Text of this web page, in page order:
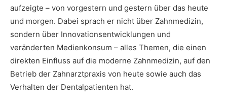
aufzeigte – von vorgestern und gestern über das heute
und morgen. Dabei sprach er nicht über Zahnmedizin,
sondern über Innovationsentwicklungen und
veränderten Medienkonsum – alles Themen, die einen
direkten Einfluss auf die moderne Zahnmedizin, auf den
Betrieb der Zahnarztpraxis von heute sowie auch das
Verhalten der Dentalpatienten hat.